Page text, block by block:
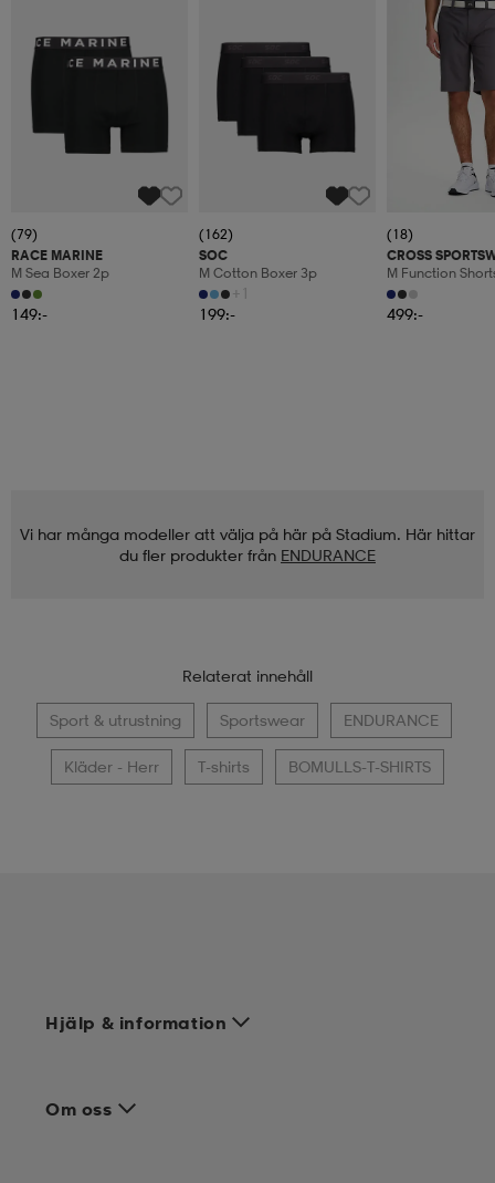
(79)
RACE MARINE
M Sea Boxer 2p
149:-
(162)
SOC
M Cotton Boxer 3p
+1
199:-
(18)
CROSS
M Function
499:-
Vi har många modeller att välja på här på Stadium. Här hittar
du fler produkter från ENDURANCE
Relaterat innehåll
Sport & utrustning Sportswear ENDURANCE
Kläder - Herr T-shirts BOMULLS-T-SHIRTS
Hjälp & information
Om oss